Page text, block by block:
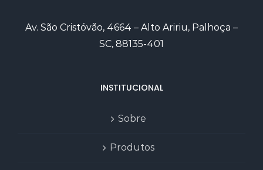
Av. São Cristóvão, 4664 – Alto Aririu, Palhoça –
SC, 88135-401
INSTITUCIONAL
Sobre
Produtos